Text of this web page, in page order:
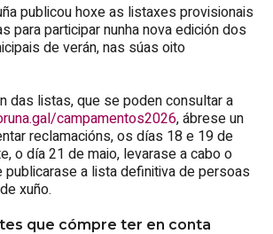
publicou hoxe as listaxes provisionais
para participar nunha nova edición dos
de verán, nas súas oito
das listas, que se poden consultar a
campamentos2026, ábrese un
reclamacións, os días 18 e 19 de
o día 21 de maio, levarase a cabo o
a lista definitiva de persoas
xuño.
que cómpre ter en conta